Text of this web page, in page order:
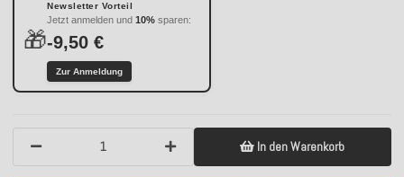
🎁
Newsletter Vorteil
Jetzt anmelden und 10% sparen:
-9,50 €
Zur Anmeldung
In den Warenkorb